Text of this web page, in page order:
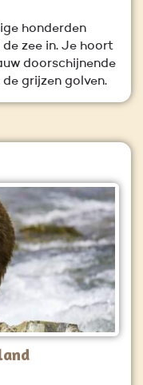
honderden
zee in. Je hoort
doorschijnende
grijzen golven.